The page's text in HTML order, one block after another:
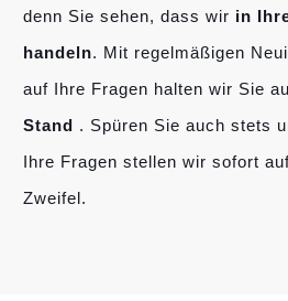
denn Sie sehen, dass wir in
handeln. Mit regelmäßigen
auf Ihre Fragen halten wir Sie
Stand . Spüren Sie auch stets
Ihre Fragen stellen wir sofort
Zweifel.